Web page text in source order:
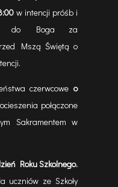
w intencji próśb i
do Boga za
Mszą Świętą o
czerwcowe o
połączone
Sakramentem w
Roku Szkolnego.
uczniów ze Szkoły